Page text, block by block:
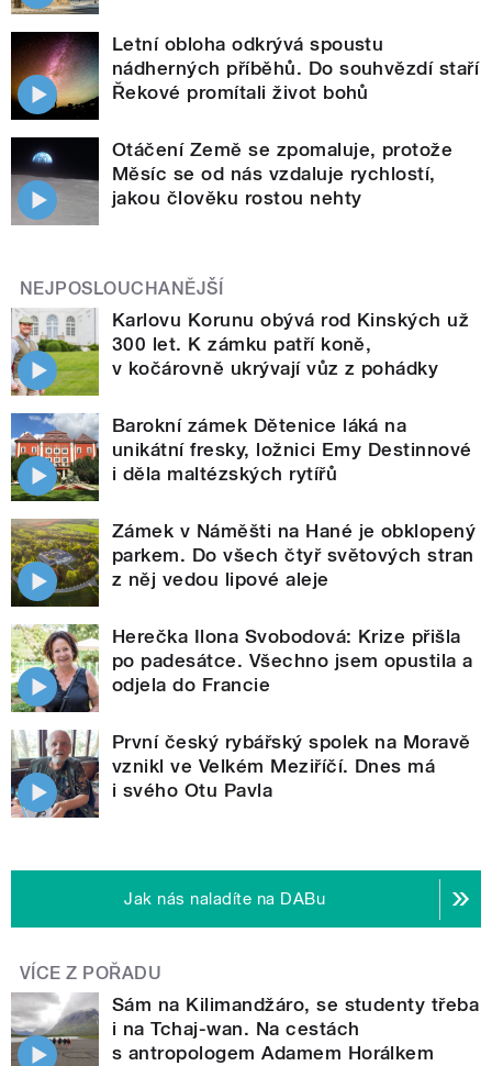
Letní obloha odkrývá spoustu
nádherných příběhů. Do souhvězdí staří
Řekové promítali život bohů
Otáčení Země se zpomaluje, protože
Měsíc se od nás vzdaluje rychlostí,
jakou člověku rostou nehty
NEJPOSLOUCHANĚJŠÍ
Karlovu Korunu obývá rod Kinských už
300 let. K zámku patří koně,
v kočárovně ukrývají vůz z pohádky
Barokní zámek Dětenice láká na
unikátní fresky, ložnici Emy Destinnové
i děla maltézských rytířů
Zámek v Náměšti na Hané je obklopený
parkem. Do všech čtyř světových stran
z něj vedou lipové aleje
Herečka Ilona Svobodová: Krize přišla
po padesátce. Všechno jsem opustila a
odjela do Francie
První český rybářský spolek na Moravě
vznikl ve Velkém Meziříčí. Dnes má
i svého Otu Pavla
Jak nás naladíte na DABu
VÍCE Z POŘADU
Sám na Kilimandžáro, se studenty třeba
i na Tchaj-wan. Na cestách
s antropologem Adamem Horálkem